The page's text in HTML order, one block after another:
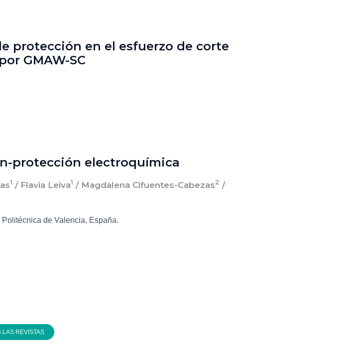
protección en el esfuerzo de corte
GMAW-SC
protección electroquímica
1 / Flavia Leiva1 / Magdalena Cifuentes-Cabezas2 /
de Valencia, España.
LAS REVISTAS